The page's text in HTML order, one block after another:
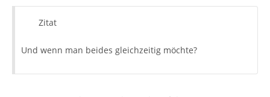
Zitat
Und wenn man beides gleichzeitig möchte?